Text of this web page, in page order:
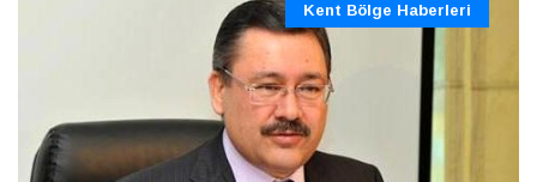
Kent Bölge Haberleri